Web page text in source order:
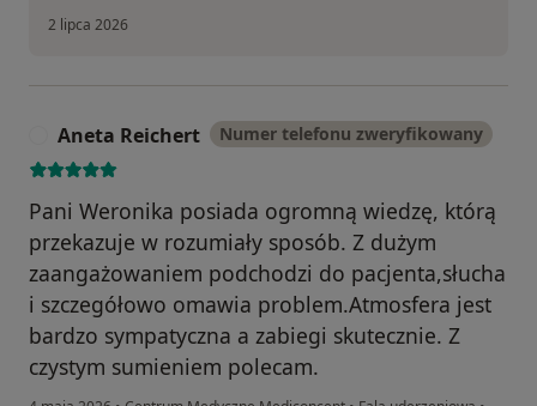
2 lipca 2026
Aneta Reichert Numer telefonu zweryfikowany
Pani Weronika posiada ogromną wiedzę, którą
przekazuje w rozumiały sposób. Z dużym
zaangażowaniem podchodzi do pacjenta,słucha
i szczegółowo omawia problem.Atmosfera jest
bardzo sympatyczna a zabiegi skutecznie. Z
czystym sumieniem polecam.